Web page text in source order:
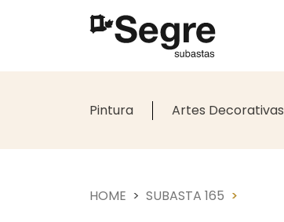
Pintura Artes Decorativas
HOME SUBASTA 165